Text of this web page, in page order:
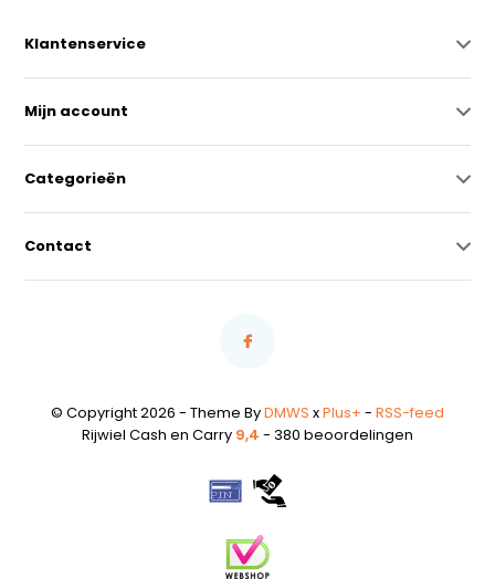
Klantenservice
Mijn account
Categorieën
Contact
© Copyright 2026 - Theme ByDMWS xPlus+ - RSS-feed
Rijwiel Cash en Carry 9,4 - 380 beoordelingen